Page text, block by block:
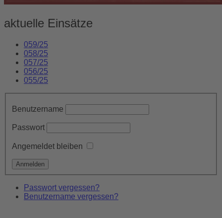
aktuelle Einsätze
059/25
058/25
057/25
056/25
055/25
Benutzername
Passwort
Angemeldet bleiben
Passwort vergessen?
Benutzername vergessen?